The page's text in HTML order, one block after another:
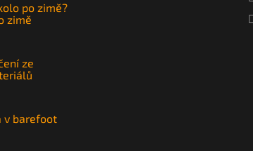
po zimě?
zimě
ze
v barefoot